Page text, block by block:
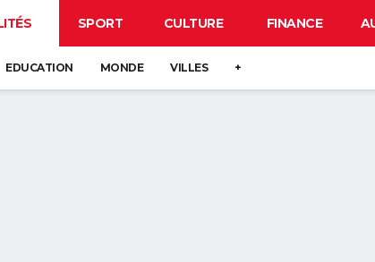
SPORT CULTURE FINANCE
EDUCATION MONDE VILLES +